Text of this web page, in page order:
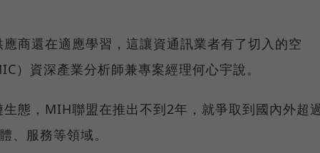
應商還在適應學習，這讓資通訊業者有了切入的空
）資深產業分析師兼專案經理何心宇說。
態，MIH聯盟在推出不到2年，就爭取到國內外超
、服務等領域。